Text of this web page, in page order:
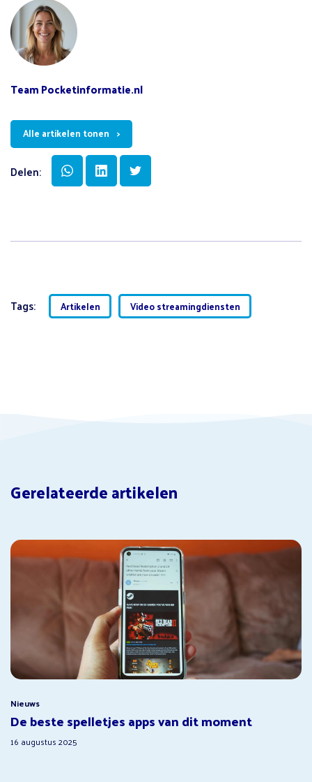
Team Pocketinformatie.nl
Alle artikelen tonen
Delen:
Tags: Artikelen Video streamingdiensten
Gerelateerde artikelen
Nieuws
De beste spelletjes apps van dit moment
16 augustus 2025